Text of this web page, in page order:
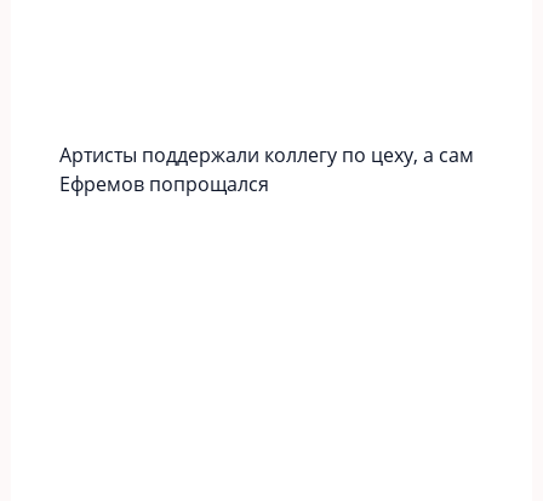
Артисты поддержали коллегу по цеху, а сам
Ефремов попрощался